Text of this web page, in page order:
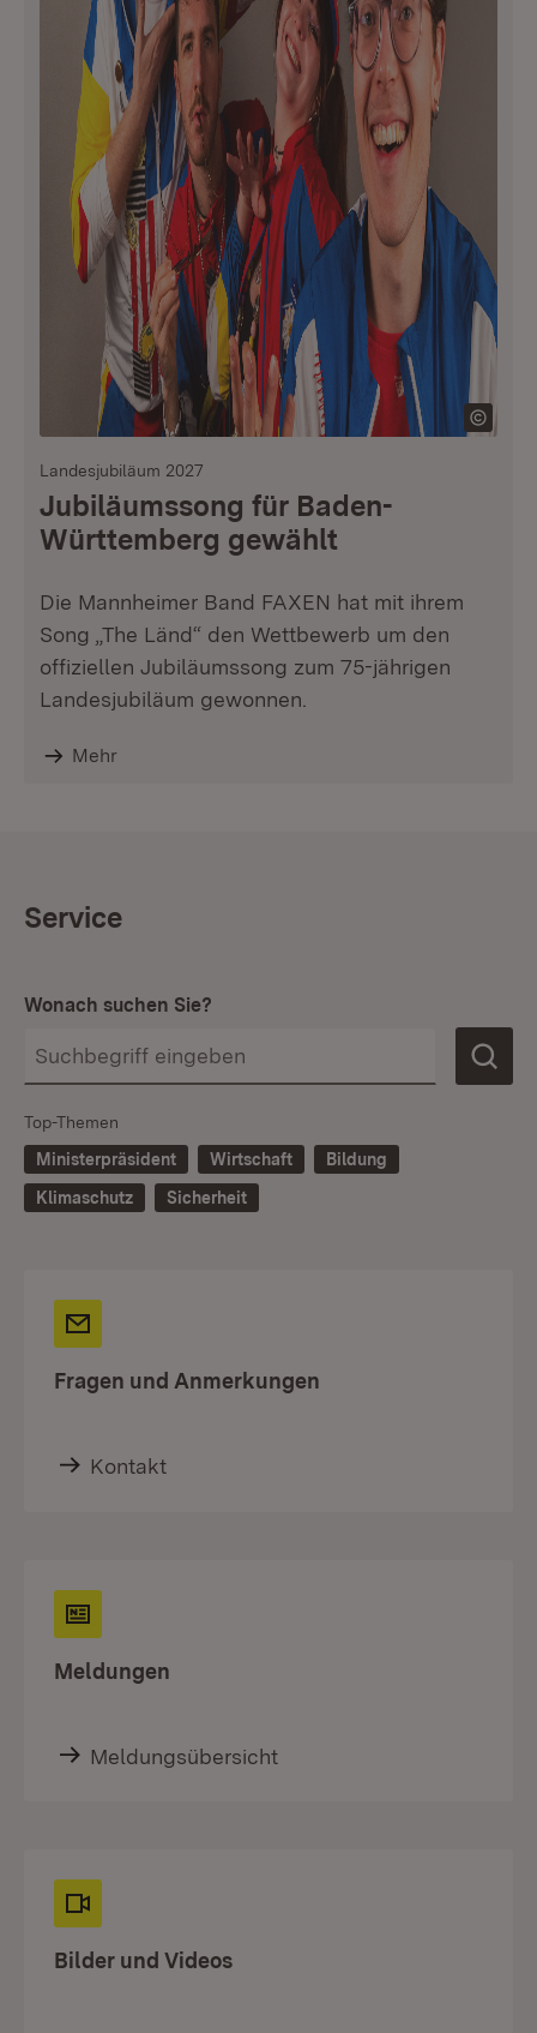
Landesjubiläum 2027
Jubiläumssong für Baden-
Württemberg gewählt
Die Mannheimer Band FAXEN hat mit ihrem
Song „The Länd“ den Wettbewerb um den
offiziellen Jubiläumssong zum 75-jährigen
Landesjubiläum gewonnen.
Mehr
Service
Wonach suchen Sie?
Top-Themen
Ministerpräsident
Wirtschaft
Bildung
Klimaschutz
Sicherheit
Fragen und Anmerkungen
Kontakt
Meldungen
Meldungsübersicht
Bilder und Videos